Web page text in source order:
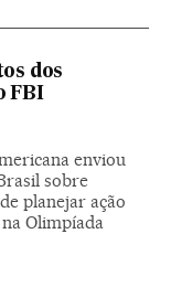
dos
FBI
enviou
sobre
planejar ação
Olimpíada